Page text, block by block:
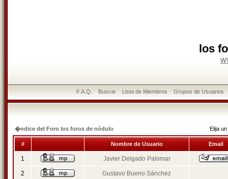
los
F.A.Q. Buscar Lista de Miembros Grupos de Usuarios
�ndice del Foro los foros de nódulo Elija
# Nombre de Usuario Email
1 Javier Delgado Palomar
2 Gustavo Bueno Sánchez